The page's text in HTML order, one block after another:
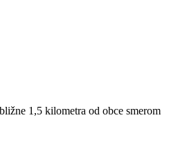
1,5 kilometra od obce smerom